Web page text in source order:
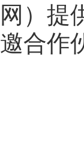
网 ）提
邀合作